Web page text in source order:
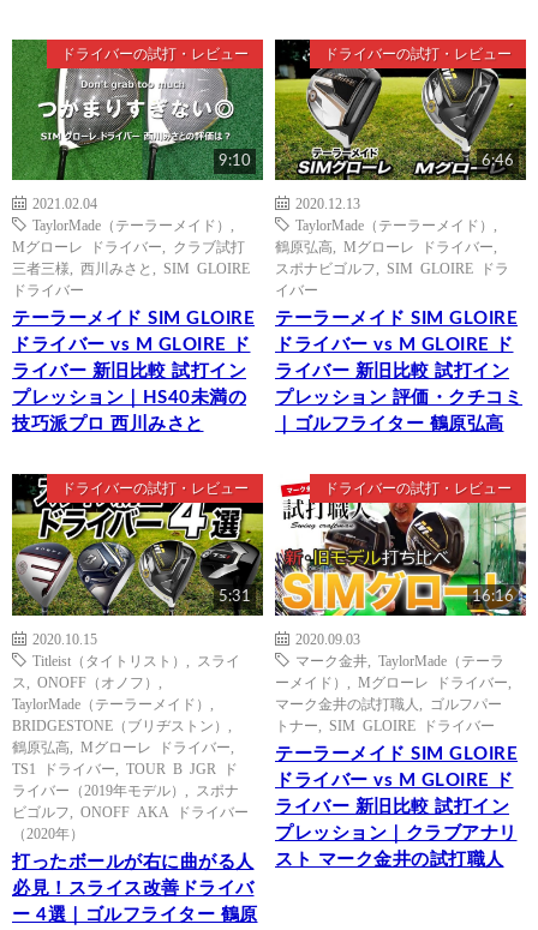
ドライバーの試打・レビュー
9:10
2021.02.04
TaylorMade（テーラーメイド）
Mグローレ ドライバー
クラブ試打
三者三様
西川みさと
SIM GLOIRE
ドライバー
テーラーメイド SIM GLOIRE
ドライバー vs M GLOIRE ド
ライバー 新旧比較 試打イン
プレッション｜HS40未満の
技巧派プロ 西川みさと
ドライバーの試打・レビュー
6:46
2020.12.13
TaylorMade（テーラーメイド）
鶴原弘高
Mグローレ ドライバー
スポナビゴルフ
SIM GLOIRE ドラ
イバー
テーラーメイド SIM GLOIRE
ドライバー vs M GLOIRE ド
ライバー 新旧比較 試打イン
プレッション 評価・クチコミ
｜ゴルフライター 鶴原弘高
ドライバーの試打・レビュー
5:31
2020.10.15
Titleist（タイトリスト）
スライ
ス
ONOFF（オノフ）
TaylorMade（テーラーメイド）
BRIDGESTONE（ブリヂストン）
鶴原弘高
Mグローレ ドライバー
TS1 ドライバー
TOUR B JGR ド
ライバー（2019年モデル）
スポナ
ビゴルフ
ONOFF AKA ドライバー
（2020年）
打ったボールが右に曲がる人
必見！スライス改善ドライバ
ー 4選｜ゴルフライター 鶴原
ドライバーの試打・レビュー
16:16
2020.09.03
マーク金井
TaylorMade（テーラ
ーメイド）
Mグローレ ドライバー
マーク金井の試打職人
ゴルフパー
トナー
SIM GLOIRE ドライバー
テーラーメイド SIM GLOIRE
ドライバー vs M GLOIRE ド
ライバー 新旧比較 試打イン
プレッション｜クラブアナリ
スト マーク金井の試打職人